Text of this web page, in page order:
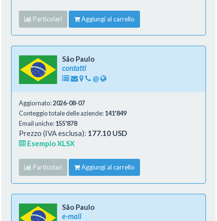
Particolari Aggiungi al carrello
São Paulo
contatti
@
Aggiornato:2026-08-07
Conteggio totale delle aziende:141'849
Email uniche:155'878
Prezzo (IVA esclusa): 177.10 USD
Esempio XLSX
Particolari Aggiungi al carrello
São Paulo
e-mail